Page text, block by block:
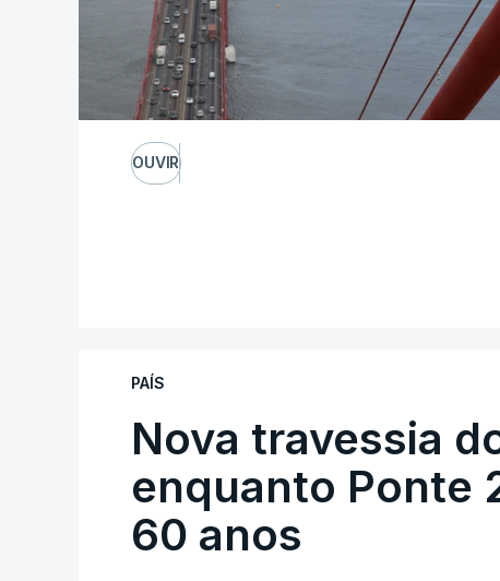
OUVIR
PAÍS
Nova travessia
enquanto Ponte
60 anos